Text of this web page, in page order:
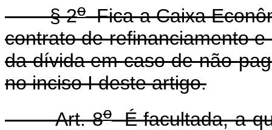
§ 2oFica a Caixa
contrato de refinanciamento
da dívida em caso de não-
no inciso I deste artigo.
Art. 8oÉ facultada, a